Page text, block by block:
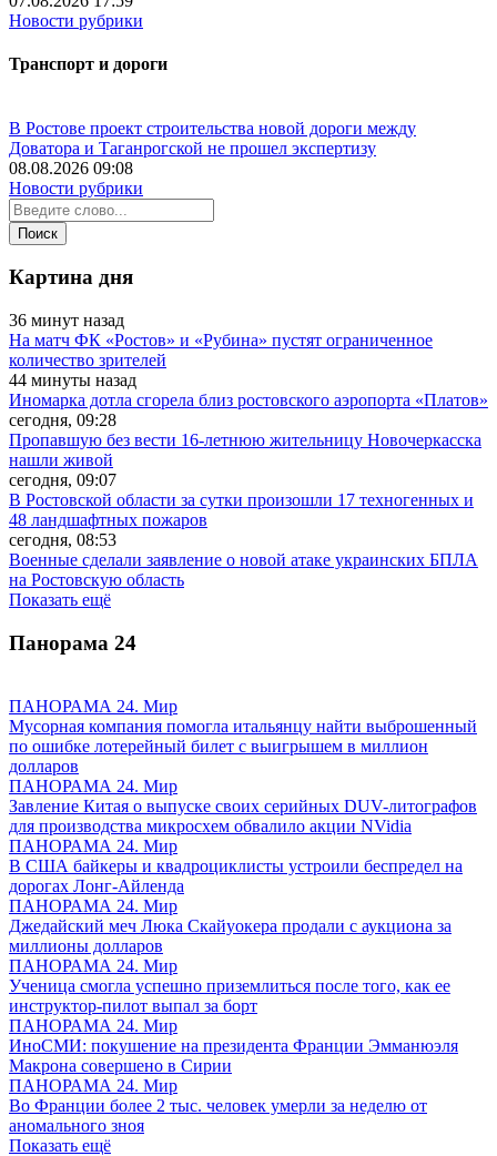
Новости рубрики
Транспорт и дороги
В Ростове проект строительства новой дороги между
Доватора и Таганрогской не прошел экспертизу
08.08.2026 09:08
Новости рубрики
Картина дня
36 минут назад
На матч ФК «Ростов» и «Рубина» пустят ограниченное
количество зрителей
44 минуты назад
Иномарка дотла сгорела близ ростовского аэропорта «Платов»
сегодня, 09:28
Пропавшую без вести 16-летнюю жительницу Новочеркасска
нашли живой
сегодня, 09:07
В Ростовской области за сутки произошли 17 техногенных и
48 ландшафтных пожаров
сегодня, 08:53
Военные сделали заявление о новой атаке украинских БПЛА
на Ростовскую область
Показать ещё
Панорама 24
ПАНОРАМА 24. Мир
Мусорная компания помогла итальянцу найти выброшенный
по ошибке лотерейный билет с выигрышем в миллион
долларов
ПАНОРАМА 24. Мир
Завление Китая о выпуске своих серийных DUV-литографов
для производства микросхем обвалило акции NVidia
ПАНОРАМА 24. Мир
В США байкеры и квадроциклисты устроили беспредел на
дорогах Лонг-Айленда
ПАНОРАМА 24. Мир
Джедайский меч Люка Скайуокера продали с аукциона за
миллионы долларов
ПАНОРАМА 24. Мир
Ученица смогла успешно приземлиться после того, как ее
инструктор-пилот выпал за борт
ПАНОРАМА 24. Мир
ИноСМИ: покушение на президента Франции Эмманюэля
Макрона совершено в Сирии
ПАНОРАМА 24. Мир
Во Франции более 2 тыс. человек умерли за неделю от
аномального зноя
Показать ещё